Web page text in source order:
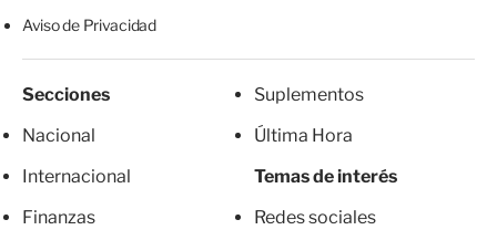
Aviso de Privacidad
Secciones
Nacional
Internacional
Finanzas
Suplementos
Última Hora
Temas de interés
Redes sociales